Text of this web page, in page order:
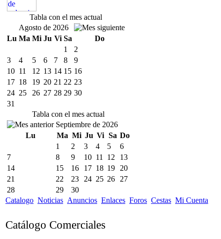
Tabla con el mes actual
Agosto de 2026
Lu Ma Mi Ju Vi Sa
Do
1
2
3
4 5 6 7 8
9
10 11 12 13 14 15 16
17 18 19 20 21 22 23
24 25 26 27 28 29 30
31
Tabla con el mes actual
Septiembre de 2026
Lu
Ma Mi Ju Vi Sa Do
1
2 3 4 5
6
7
8 9 10 11 12
13
14
15 16 17 18 19
20
21
22 23 24 25 26
27
28
29
30
Catalogo Noticias Anuncios Enlaces Foros Cestas Mi Cuenta
Catálogo Comerciales